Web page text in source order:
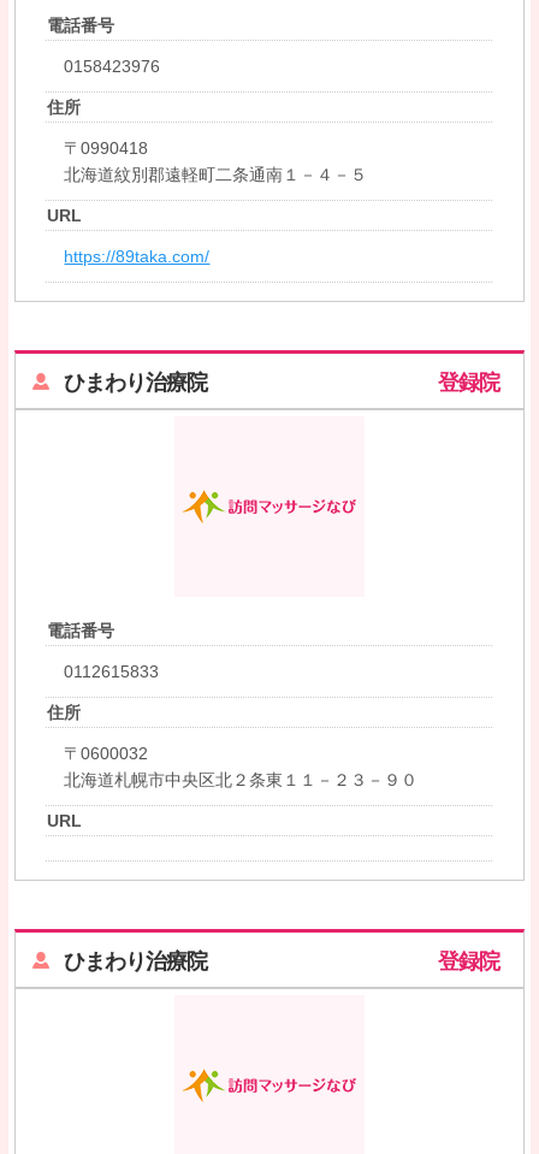
電話番号
0158423976
住所
〒0990418
北海道紋別郡遠軽町二条通南１－４－５
URL
https://89taka.com/
ひまわり治療院 登録院
電話番号
0112615833
住所
〒0600032
北海道札幌市中央区北２条東１１－２３－９０
URL
ひまわり治療院 登録院